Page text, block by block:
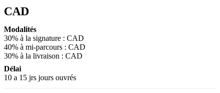
CAD
Modalités
30% à la signature : CAD
40% à mi-parcours : CAD
30% à la livraison : CAD
Délai
10 a 15 jrs jours ouvrés